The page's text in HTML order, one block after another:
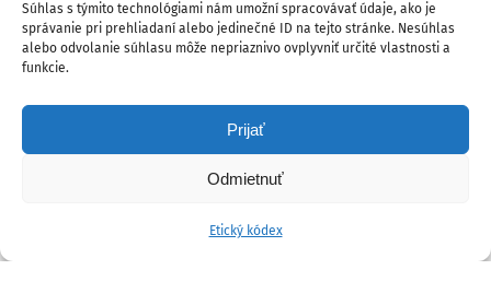
Súhlas s týmito technológiami nám umožní spracovávať údaje, ako je
správanie pri prehliadaní alebo jedinečné ID na tejto stránke. Nesúhlas
alebo odvolanie súhlasu môže nepriaznivo ovplyvniť určité vlastnosti a
funkcie.
Prijať
Odmietnuť
Etický kódex